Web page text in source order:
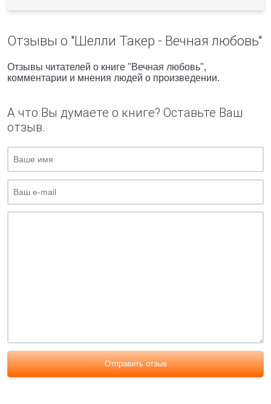
Отзывы о "Шелли Такер - Вечная любовь"
Отзывы читателей о книге "Вечная любовь",
комментарии и мнения людей о произведении.
А что Вы думаете о книге? Оставьте Ваш
отзыв.
Отправить отзыв